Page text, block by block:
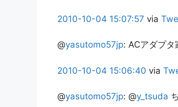
2010-10-04 15:07:57 via
@yasutomo57jp: ACアダプ
2010-10-04 15:06:40 via
@yasutomo57jp: @y_tsuda